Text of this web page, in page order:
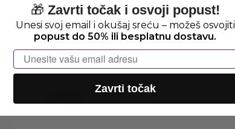
🎁 Zavrti točak i osvoji popust!
Unesi svoj email i okušaj sreću – možeš osvojiti
popust do 50% ili besplatnu dostavu.
Email
Zavrti točak